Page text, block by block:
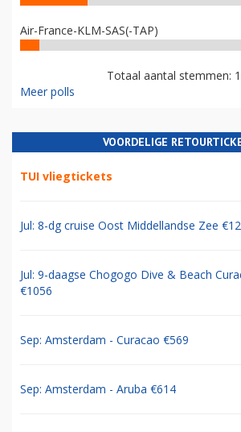
Air-France-KLM-SAS(-TAP)
Totaal aantal stemmen:
Meer polls
VOORDELIGE
TUI vliegtickets
Jul: 8-dg cruise Oost Middellandse Zee
Jul: 9-daagse Chogogo Dive & Beach
€1056
Sep: Amsterdam - Curacao €569
Sep: Amsterdam - Aruba €614